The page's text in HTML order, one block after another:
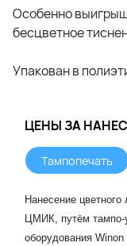
Особенно
бесцветное
Упакован в
ЦЕНЫ ЗА
Тампопечать
Нанесение
ЦМИК, путём тампо-
оборудования